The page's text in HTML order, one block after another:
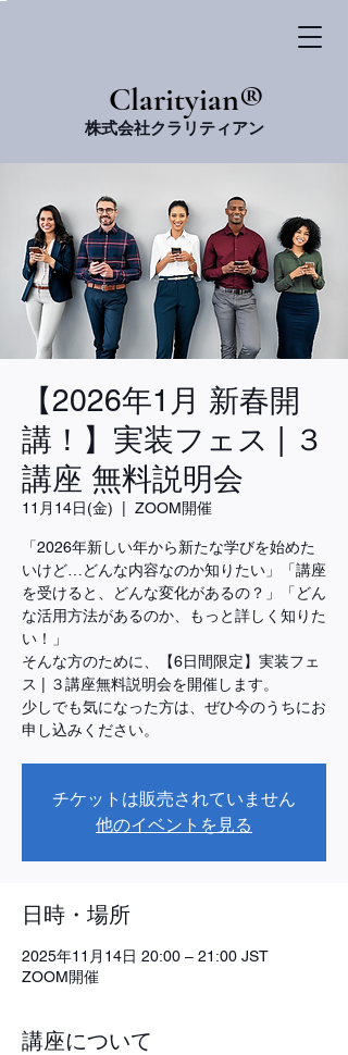
​Clarityian®
株式会社クラリティアン
【2026年1月 新春開
講！】実装フェス | ３
講座 無料説明会
11月14日(金) ZOOM開催
「2026年新しい年から新たな学びを始めた
いけど…どんな内容なのか知りたい」「講座
を受けると、どんな変化があるの？」「どん
な活用方法があるのか、もっと詳しく知りた
い！」
そんな方のために、【6日間限定】実装フェ
ス | ３講座無料説明会を開催します。
少しでも気になった方は、ぜひ今のうちにお
申し込みください。
チケットは販売されていません
他のイベントを見る
日時・場所
2025年11月14日 20:00 – 21:00 JST
ZOOM開催
講座について